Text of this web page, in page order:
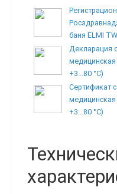
баня ELMI
Декларация
медицинская
+3...80 °С)
Сертификат
медицинская
+3...80 °С)